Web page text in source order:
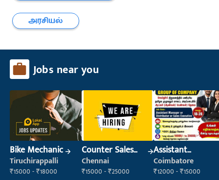
அரசியல்
Jobs near you
Bike Mechanic
Tiruchirappalli
₹15000 - ₹18000
Counter Sales
Executive (Retail
Sales)
Chennai
₹15000 - ₹25000
Assistant
Manager
Coimbatore
₹12000 - ₹15000